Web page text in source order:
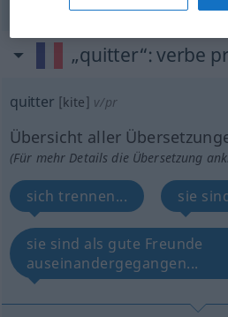
„quitter“: verbe
quitter [kite] v/pr
Übersicht aller
(Für mehr Details die Übersetzung
sich trennen... sie
sie sind als gute Freunde
auseinandergegangen...